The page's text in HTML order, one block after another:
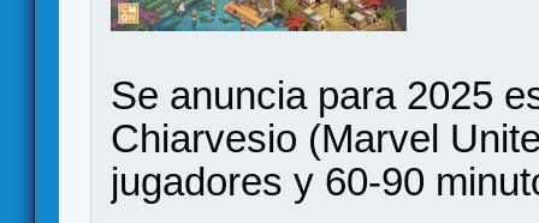
Se anuncia para 2025
Chiarvesio (Marvel
jugadores y 60-90